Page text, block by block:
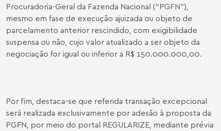
Procuradoria-Geral da Fazenda Nacional (“PGFN”),
mesmo em fase de execução ajuizada ou objeto de
parcelamento anterior rescindido, com exigibilidade
suspensa ou não, cujo valor atualizado a ser objeto da
negociação for igual ou inferior a R$ 150.000.000,00.
Por fim, destaca-se que referida transação excepcional
será realizada exclusivamente por adesão à proposta da
PGFN, por meio do portal REGULARIZE, mediante prévia